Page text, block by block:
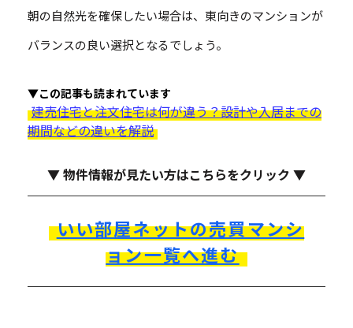
朝の自然光を確保したい場合は、東向きのマンションが
バランスの良い選択となるでしょう。
▼この記事も読まれています
建売住宅と注文住宅は何が違う？設計や入居までの
期間などの違いを解説
▼ 物件情報が見たい方はこちらをクリック ▼
いい部屋ネットの売買マンシ
ョン一覧へ進む